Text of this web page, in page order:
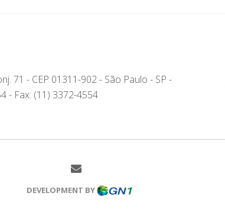
71 - CEP 01311-902 - São Paulo - SP -
- Fax: (11) 3372-4554
DEVELOPMENT BY